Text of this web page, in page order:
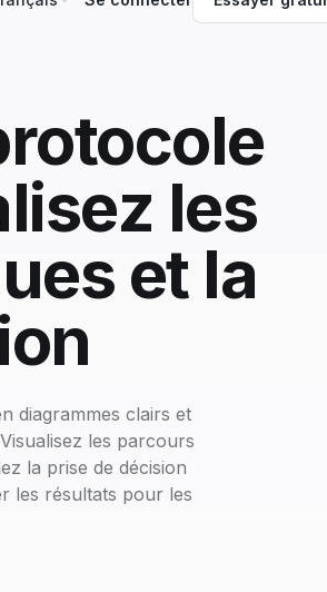
les
et la
diagrammes clairs et
les parcours
la prise de décision
les résultats pour les